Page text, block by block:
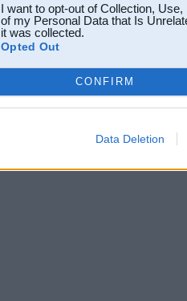
I want to opt-out of Collection,
of my Personal Data that Is
it was collected.
Opted Out
CONFIRM
Data Deletion